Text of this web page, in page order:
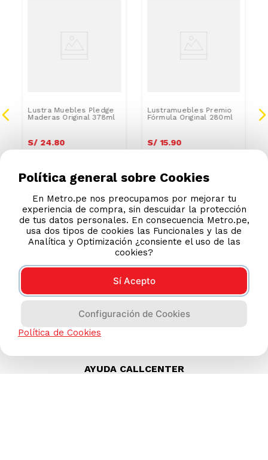
Lustra Muebles Pledge
Maderas Original 378ml
S/ 24.80
Lustramuebles Premio
Fórmula Original 280ml
S/ 15.90
AYUDA CALLCENTER
Política general sobre Cookies
En Metro.pe nos preocupamos por mejorar tu
experiencia de compra, sin descuidar la protección
de tus datos personales. En consecuencia Metro.pe,
usa dos tipos de cookies las Funcionales y las de
Analítica y Optimización ¿consiente el uso de las
cookies?
Sí Acepto
Configuración de Cookies
Política de Cookies